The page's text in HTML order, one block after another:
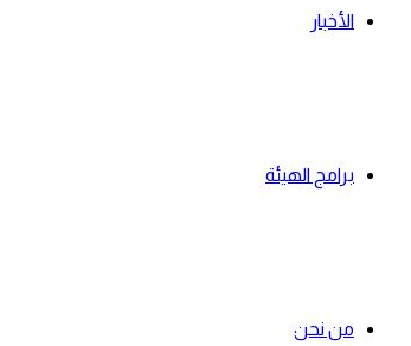
الأخبار
برامج الهيئة
من نحن